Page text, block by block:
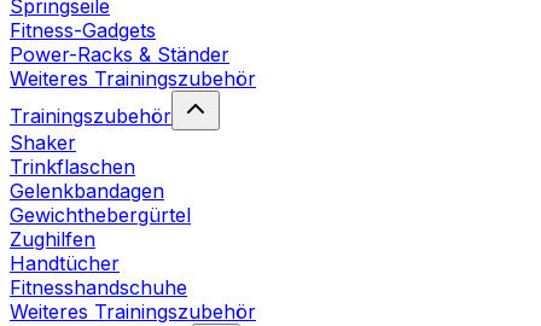
Springseile
Fitness-Gadgets
Power-Racks & Ständer
Weiteres Trainingszubehör
Trainingszubehör
Shaker
Trinkflaschen
Gelenkbandagen
Gewichthebergürtel
Zughilfen
Handtücher
Fitnesshandschuhe
Weiteres Trainingszubehör